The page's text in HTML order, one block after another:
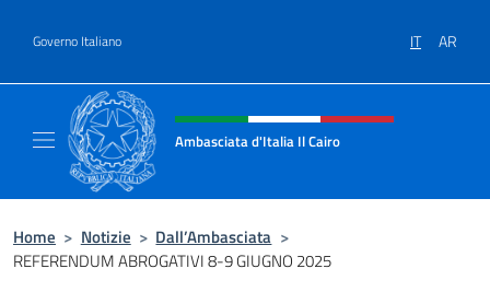
Governo Italiano IT AR
Intestazione sito, social e menù
Ambasciata d'Italia Il Cairo
Home > Notizie > Dall’Ambasciata >
REFERENDUM ABROGATIVI 8-9 GIUGNO 2025